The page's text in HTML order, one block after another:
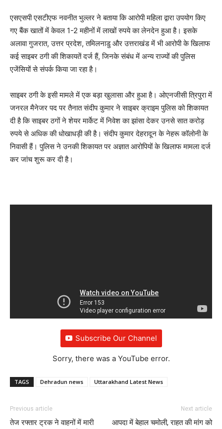
एसएसपी एसटीएफ नवनीत भुल्लर ने बताया कि आरोपी महिला द्वारा उपयोग किए
गए बैंक खातों में केवल 1-2 महीनों में लाखों रुपये का लेनदेन हुआ है। इसके
अलावा गुजरात, उत्तर प्रदेश, तमिलनाडु और उत्तराखंड में भी आरोपी के खिलाफ
कई साइबर ठगी की शिकायतें दर्ज हैं, जिनके संबंध में अन्य राज्यों की पुलिस
एजेंसियों से संपर्क किया जा रहा है।
साइबर ठगी के इसी मामले में एक बड़ा खुलासा और हुआ है। ओएनजीसी त्रिपुरा में
जनरल मैनेजर पद पर तैनात संदीप कुमार ने साइबर क्राइम पुलिस को शिकायत
दी है कि साइबर ठगों ने शेयर मार्केट में निवेश का झांसा देकर उनसे सात करोड़
रुपये से अधिक की धोखाधड़ी की है। संदीप कुमार देहरादून के नेहरू कॉलोनी के
निवासी हैं। पुलिस ने उनकी शिकायत पर अज्ञात आरोपियों के खिलाफ मामला दर्ज
कर जांच शुरू कर दी है।
Subscribe Our Channel
Sorry, there was a YouTube error.
TAGS Dehradun news Uttarakhand Latest News
Previous article
तेज रफ्तार ट्रक ने वाहनों में मारी
Next article
आपदा में बेहाल चमोली, राहत की मांग को